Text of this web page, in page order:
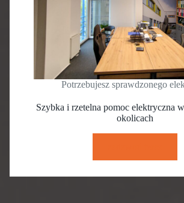
Potrzebujesz sprawdzonego
Szybka i rzetelna pomoc elektryczna
okolicach